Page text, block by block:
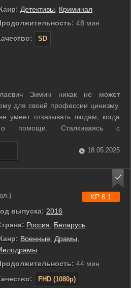
Детективы
Криминал
48 мин
SD
Зимин никак не может
для своей профессии цинизму.
умеет отказывать людям, когда
помощи. Сталкиваясь с
забывает о выгоде, о
дочери и принимает личное
...
18.05.2025
выпуска: 2016
Россия, Беларусь
Военные, Драмы,
44 мин
FHD (1080p)
KP 6.1